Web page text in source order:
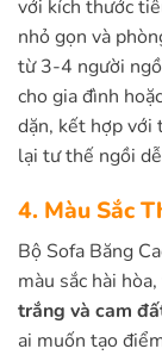
với kích thước
nhỏ gọn và
từ 3-4 người
cho gia đình
dặn, kết hợp với
lại tư thế ngồi
4. Màu Sắc
Bộ Sofa Băng
màu sắc hài
trắng và cam
ai muốn tạo